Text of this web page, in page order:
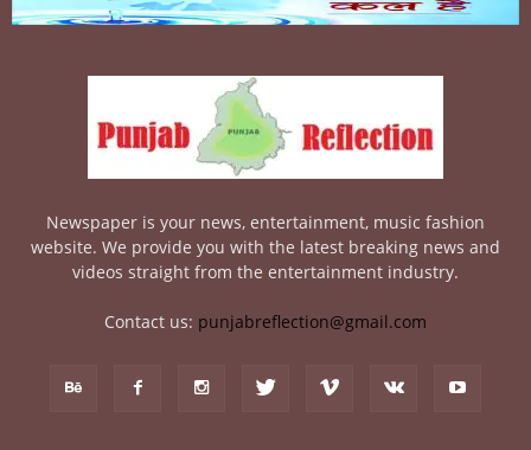
Newspaper is your news, entertainment, music fashion
website. We provide you with the latest breaking news and
videos straight from the entertainment industry.
Contact us: punjabreflection@gmail.com